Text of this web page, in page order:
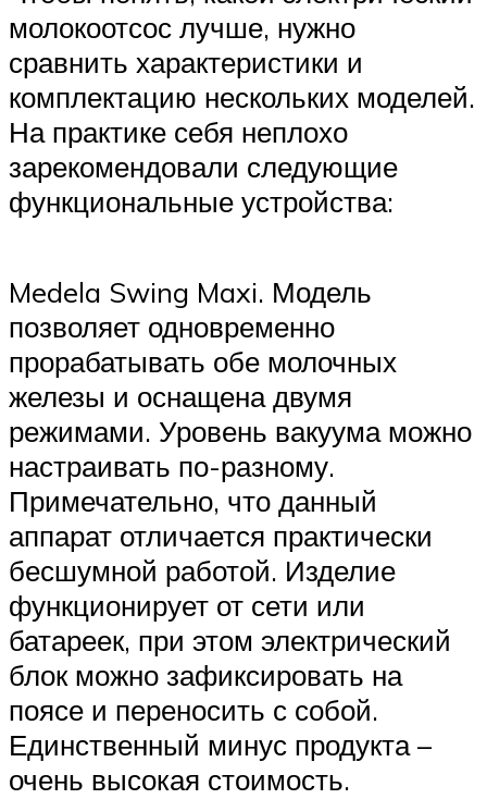
молокоотсос лучше, нужно
сравнить характеристики и
комплектацию нескольких моделей.
На практике себя неплохо
зарекомендовали следующие
функциональные устройства:
Medela Swing Maxi. Модель
позволяет одновременно
прорабатывать обе молочных
железы и оснащена двумя
режимами. Уровень вакуума можно
настраивать по-разному.
Примечательно, что данный
аппарат отличается практически
бесшумной работой. Изделие
функционирует от сети или
батареек, при этом электрический
блок можно зафиксировать на
поясе и переносить с собой.
Единственный минус продукта –
очень высокая стоимость.